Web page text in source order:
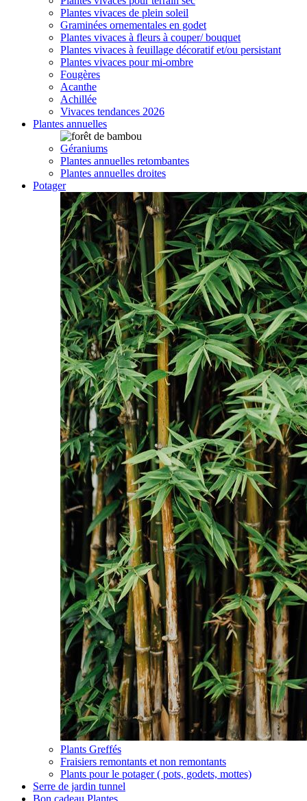
Plantes vivaces de plein soleil
Graminées ornementales en godet
Plantes vivaces à fleurs à couper/ bouquet
Plantes vivaces à feuillage décoratif et/ou persistant
Plantes vivaces pour mi-ombre
Fougères
Acanthe
Achillée
Vivaces tendances 2026
Plantes annuelles
Géraniums
Plantes annuelles retombantes
Plantes annuelles droites
Potager
Plants Greffés
Fraisiers remontants et non remontants
Plants pour le potager ( pots, godets, mottes)
Serre de jardin tunnel
Bon cadeau Plantes